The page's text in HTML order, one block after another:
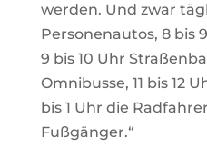
werden. Und zwar
Personenautos, 8 bis
9 bis 10 Uhr
Omnibusse, 11 bis 12
bis 1 Uhr die
Fußgänger.“